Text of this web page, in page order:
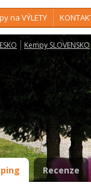
na VÝLETY
Kempy SLOVENSKO
Recenze